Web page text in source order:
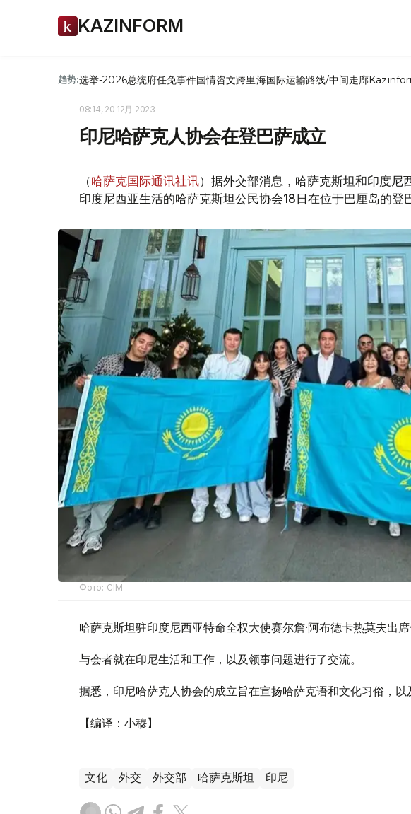
KAZINFORM
趋势:选举-2026总统府任免事件国情咨文跨里海国际运输路线/中间走廊
08:14, 20 12月 2023
印尼哈萨克人协会在登巴萨成立
（哈萨克国际通讯社讯）据外交部消息，哈萨克斯坦和印度
印度尼西亚生活的哈萨克斯坦公民协会18日在位于巴厘岛的登
Фото: СІМ
哈萨克斯坦驻印度尼西亚特命全权大使赛尔詹·阿布德卡热莫夫出席
与会者就在印尼生活和工作，以及领事问题进行了交流。
据悉，印尼哈萨克人协会的成立旨在宣扬哈萨克语和文化习俗，以
【编译：小穆】
文化 外交 外交部 哈萨克斯坦 印尼